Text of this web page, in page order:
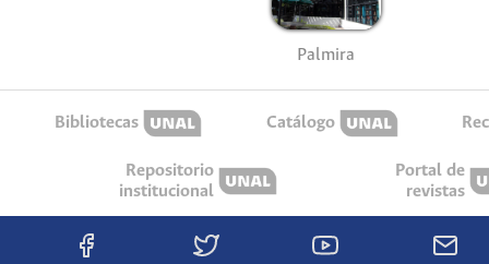
Palmira
Bibliotecas Catálogo
Repositorio
institucional
Portal de
revistas